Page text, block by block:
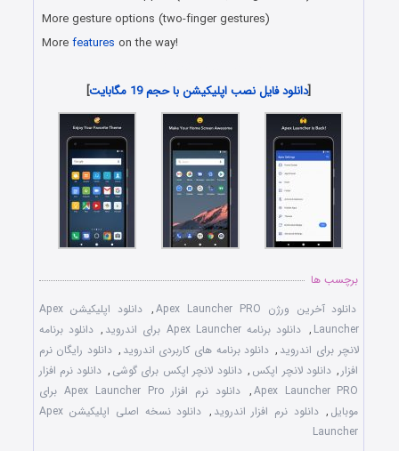
More gesture options (two-finger gestures)
Morefeatures on the way!
[دانلود فایل نصب اپلیکیشن با حجم 19 مگابایت ]
برچسب ها
دانلود آخرین ورژن Apex Launcher PRO
,
دانلود اپلیکیشن Apex
Launcher
, دانلود برنامه Apex Launcher برای اندروید , دانلود برنامه
لانچر برای اندروید , دانلود برنامه های کاربردی اندروید , دانلود رایگان نرم
افزار , دانلود لانچر اپکس , دانلود لانچر اپکس برای گوشی , دانلود نرم افزار
Apex Launcher PRO
,
دانلود نرم افزار Apex Launcher Pro برای
موبایل , دانلود نرم افزار اندروید ,
دانلود نسخه اصلی اپلیکیشن Apex
Launcher